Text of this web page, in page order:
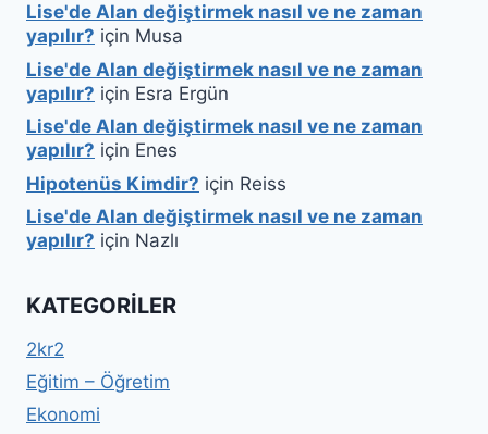
Lise'de Alan değiştirmek nasıl ve ne zaman
yapılır? için Musa
Lise'de Alan değiştirmek nasıl ve ne zaman
yapılır? için Esra Ergün
Lise'de Alan değiştirmek nasıl ve ne zaman
yapılır? için Enes
Hipotenüs Kimdir? için Reiss
Lise'de Alan değiştirmek nasıl ve ne zaman
yapılır? için Nazlı
KATEGORILER
2kr2
Eğitim – Öğretim
Ekonomi